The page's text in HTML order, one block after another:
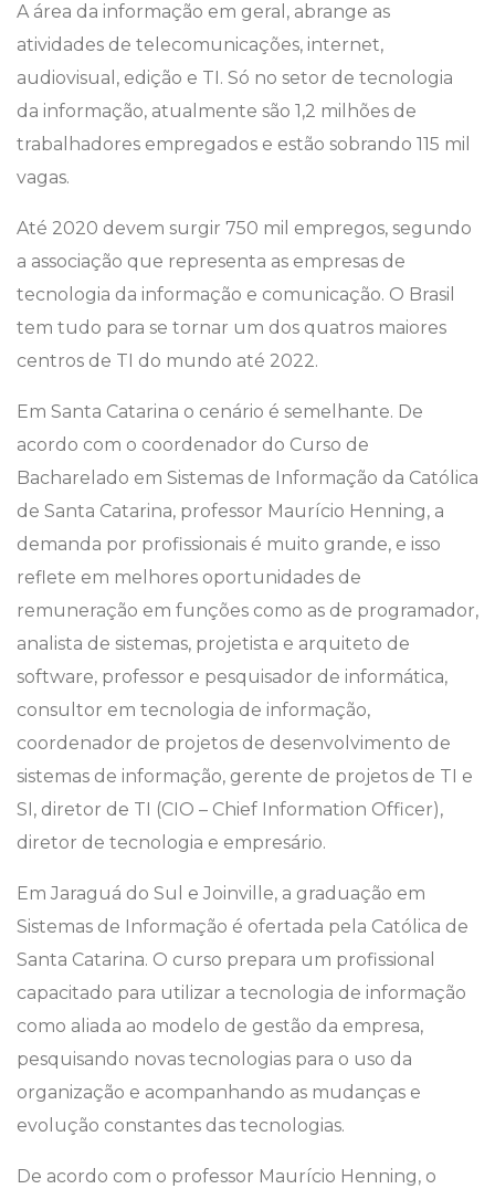
A área da informação em geral, abrange as
atividades de telecomunicações, internet,
audiovisual, edição e TI. Só no setor de tecnologia
da informação, atualmente são 1,2 milhões de
trabalhadores empregados e estão sobrando 115 mil
vagas.
Até 2020 devem surgir 750 mil empregos, segundo
a associação que representa as empresas de
tecnologia da informação e comunicação. O Brasil
tem tudo para se tornar um dos quatros maiores
centros de TI do mundo até 2022.
Em Santa Catarina o cenário é semelhante. De
acordo com o coordenador do Curso de
Bacharelado em Sistemas de Informação da Católica
de Santa Catarina, professor Maurício Henning, a
demanda por profissionais é muito grande, e isso
reflete em melhores oportunidades de
remuneração em funções como as de programador,
analista de sistemas, projetista e arquiteto de
software, professor e pesquisador de informática,
consultor em tecnologia de informação,
coordenador de projetos de desenvolvimento de
sistemas de informação, gerente de projetos de TI e
SI, diretor de TI (CIO – Chief Information Officer),
diretor de tecnologia e empresário.
Em Jaraguá do Sul e Joinville, a graduação em
Sistemas de Informação é ofertada pela Católica de
Santa Catarina. O curso prepara um profissional
capacitado para utilizar a tecnologia de informação
como aliada ao modelo de gestão da empresa,
pesquisando novas tecnologias para o uso da
organização e acompanhando as mudanças e
evolução constantes das tecnologias.
De acordo com o professor Maurício Henning, o